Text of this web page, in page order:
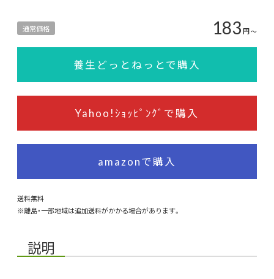
通常価格 183円〜
養生どっとねっとで購入
Yahoo!ｼｮｯﾋﾟﾝｸﾞで購入
amazonで購入
送料無料
※離島・一部地域は追加送料がかかる場合があります。
説明